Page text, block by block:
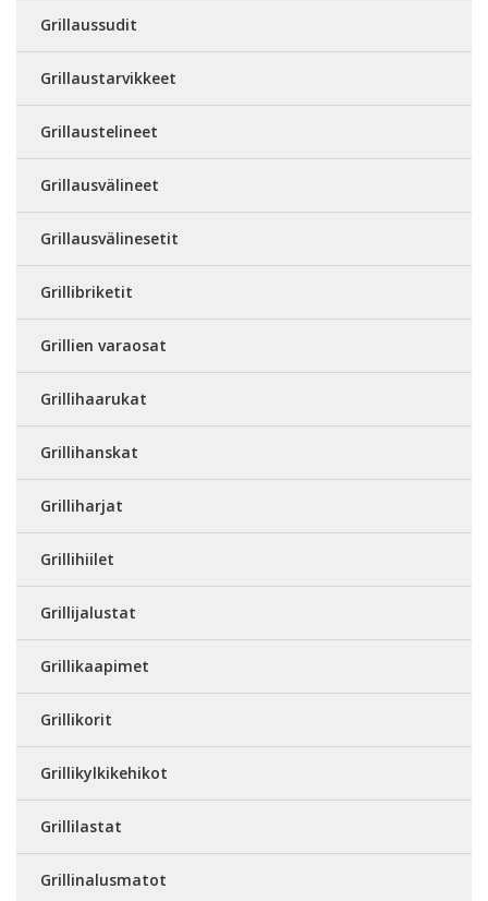
Grillaussudit
Grillaustarvikkeet
Grillaustelineet
Grillausvälineet
Grillausvälinesetit
Grillibriketit
Grillien varaosat
Grillihaarukat
Grillihanskat
Grilliharjat
Grillihiilet
Grillijalustat
Grillikaapimet
Grillikorit
Grillikylkikehikot
Grillilastat
Grillinalusmatot